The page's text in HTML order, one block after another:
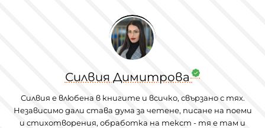
Силвия Димитрова
Силвия е влюбена в книгите и всичко, свързано с тях.
Независимо дали става дума за четене, писане на поеми
и стихотворения, обработка на текст - тя е там и